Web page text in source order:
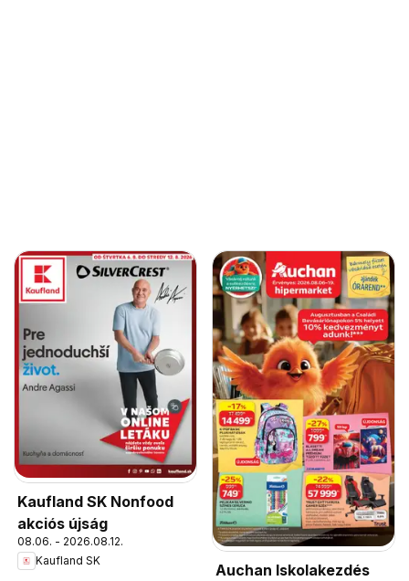
Kaufland SK Nonfood
akciós újság
08.06. - 2026.08.12.
Kaufland SK
Auchan Iskolakezdés